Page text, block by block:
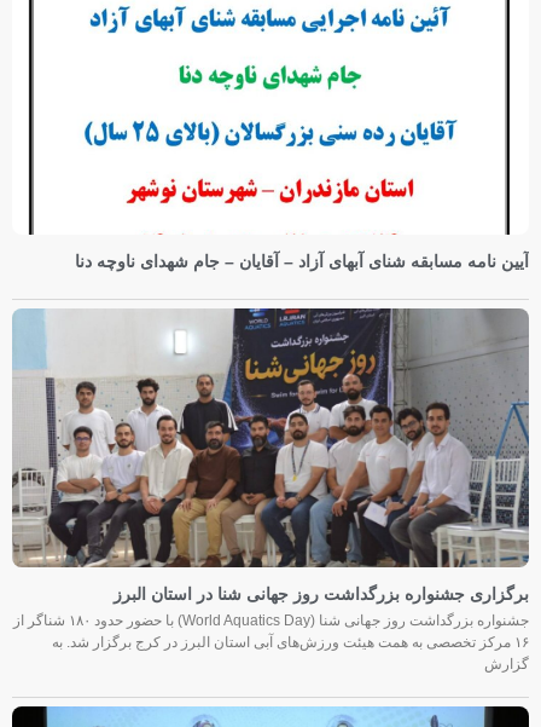
آیین نامه مسابقه شنای آبهای آزاد – آقایان – جام شهدای ناوچه دنا
برگزاری جشنواره بزرگداشت روز جهانی شنا در استان البرز
جشنواره بزرگداشت روز جهانی شنا (World Aquatics Day) با حضور حدود ۱۸۰ شناگر از
۱۶ مرکز تخصصی به همت هیئت ورزش‌های آبی استان البرز در کرج برگزار شد. به
گزارش